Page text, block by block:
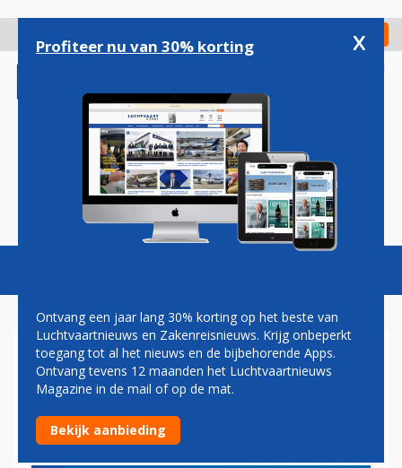
gaan
Check in
Magazine Podcasts Vacatures
UNITED AIRLINES SWITCHT
MEGAORDER NAAR 737 MAX
10'S
Profiteer nu van 30% korting x
Ontvang een jaar lang 30% korting op het beste van
Luchtvaartnieuws en Zakenreisnieuws. Krijg onbeperkt
toegang tot al het nieuws en de bijbehorende Apps.
Ontvang tevens 12 maanden het Luchtvaartnieuws
Magazine in de mail of op de mat.
Bekijk aanbieding